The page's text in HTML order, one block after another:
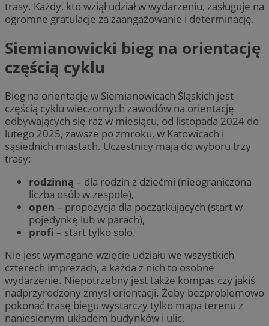
trasy. Każdy, kto wziął udział w wydarzeniu, zasługuje na
ogromne gratulacje za zaangażowanie i determinację.
Siemianowicki bieg na orientację
częścią cyklu
Bieg na orientację w Siemianowicach Śląskich jest
częścią cyklu wieczornych zawodów na orientację
odbywających się raz w miesiącu, od listopada 2024 do
lutego 2025, zawsze po zmroku, w Katowicach i
sąsiednich miastach. Uczestnicy mają do wyboru trzy
trasy:
rodzinną – dla rodzin z dziećmi (nieograniczona
liczba osób w zespole),
open – propozycja dla początkujących (start w
pojedynkę lub w parach),
profi – start tylko solo.
Nie jest wymagane wzięcie udziału we wszystkich
czterech imprezach, a każda z nich to osobne
wydarzenie. Niepotrzebny jest także kompas czy jakiś
nadprzyrodzony zmysł orientacji. Żeby bezproblemowo
pokonać trasę biegu wystarczy tylko mapa terenu z
naniesionym układem budynków i ulic.